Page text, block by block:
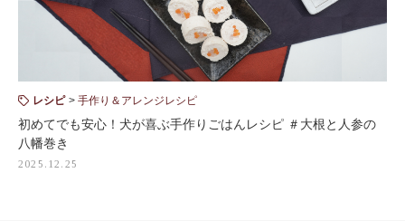
レシピ 手作り＆アレンジレシピ
初めてでも安心！犬が喜ぶ手作りごはんレシピ ＃大根と人参の
八幡巻き
2025.12.25